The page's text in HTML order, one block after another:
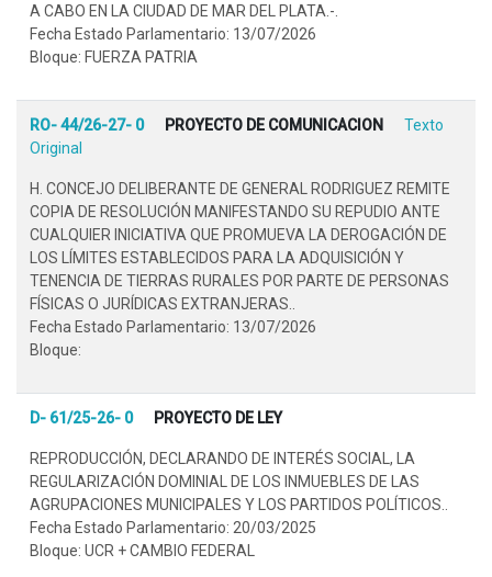
A CABO EN LA CIUDAD DE MAR DEL PLATA.-.
Fecha Estado Parlamentario: 13/07/2026
Bloque: FUERZA PATRIA
RO- 44/26-27- 0 PROYECTO DE COMUNICACION
Texto
Original
H. CONCEJO DELIBERANTE DE GENERAL RODRIGUEZ REMITE
COPIA DE RESOLUCIÓN MANIFESTANDO SU REPUDIO ANTE
CUALQUIER INICIATIVA QUE PROMUEVA LA DEROGACIÓN DE
LOS LÍMITES ESTABLECIDOS PARA LA ADQUISICIÓN Y
TENENCIA DE TIERRAS RURALES POR PARTE DE PERSONAS
FÍSICAS O JURÍDICAS EXTRANJERAS..
Fecha Estado Parlamentario: 13/07/2026
Bloque:
D- 61/25-26- 0 PROYECTO DE LEY
REPRODUCCIÓN, DECLARANDO DE INTERÉS SOCIAL, LA
REGULARIZACIÓN DOMINIAL DE LOS INMUEBLES DE LAS
AGRUPACIONES MUNICIPALES Y LOS PARTIDOS POLÍTICOS..
Fecha Estado Parlamentario: 20/03/2025
Bloque: UCR + CAMBIO FEDERAL